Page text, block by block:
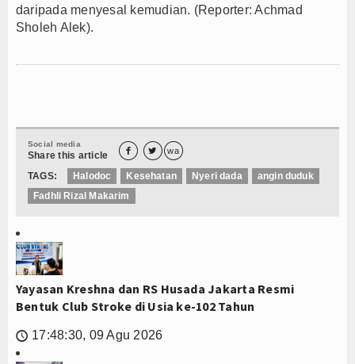
daripada menyesal kemudian. (Reporter: Achmad
Sholeh Alek).
Social media
Share this article   wa
TAGS: Halodoc Kesehatan Nyeri dada
angin duduk
Fadhli Rizal Makarim
Yayasan Kreshna dan RS Husada Jakarta Resmi
Bentuk Club Stroke di Usia ke-102 Tahun
🕔 17:48:30, 09 Agu 2026